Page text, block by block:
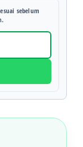
sebelum